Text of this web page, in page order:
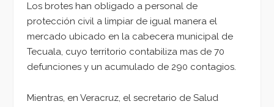
Los brotes han obligado a personal de
protección civil a limpiar de igual manera el
mercado ubicado en la cabecera municipal de
Tecuala, cuyo territorio contabiliza mas de 70
defunciones y un acumulado de 290 contagios.
Mientras, en Veracruz, el secretario de Salud